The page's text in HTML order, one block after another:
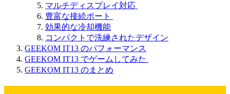
マルチディスプレイ対応
豊富な接続ポート
効果的な冷却機能
コンパクトで洗練されたデザイン
GEEKOM IT13 のパフォーマンス
GEEKOM IT13 でゲームしてみた
GEEKOM IT13 のまとめ